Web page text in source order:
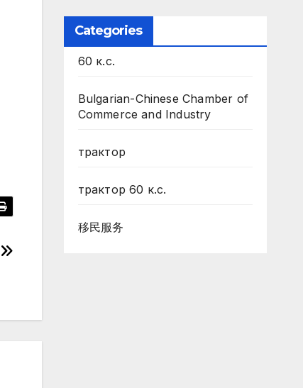
Categories
60 к.с.
Bulgarian-Chinese Chamber of
Commerce and Industry
трактор
трактор 60 к.с.
移民服务